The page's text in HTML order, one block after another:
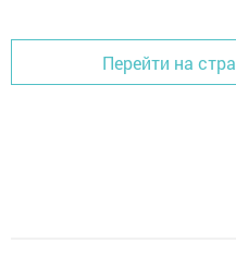
Перейти на